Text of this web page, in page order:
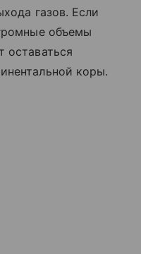
газов. Если
объемы
оставаться
коры.